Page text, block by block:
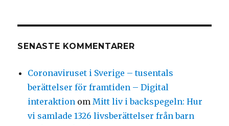
SENASTE KOMMENTARER
Coronaviruset i Sverige – tusentals
berättelser för framtiden – Digital
interaktion om Mitt liv i backspegeln: Hur
vi samlade 1326 livsberättelser från barn